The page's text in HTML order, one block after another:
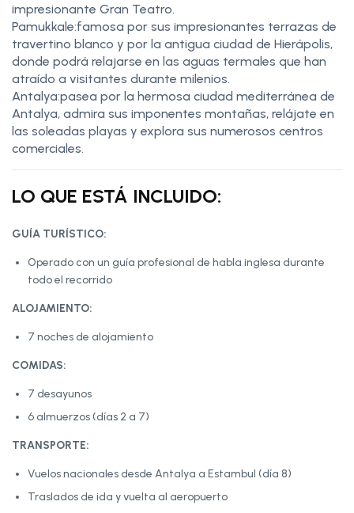
impresionante Gran Teatro.
Pamukkale:famosa por sus impresionantes terrazas de
travertino blanco y por la antigua ciudad de Hierápolis,
donde podrá relajarse en las aguas termales que han
atraído a visitantes durante milenios.
Antalya:pasea por la hermosa ciudad mediterránea de
Antalya, admira sus imponentes montañas, relájate en
las soleadas playas y explora sus numerosos centros
comerciales.
LO QUE ESTÁ INCLUIDO:
GUÍA TURÍSTICO:
Operado con un guía profesional de habla inglesa durante
todo el recorrido
ALOJAMIENTO:
7 noches de alojamiento
COMIDAS:
7 desayunos
6 almuerzos (días 2 a 7)
TRANSPORTE:
Vuelos nacionales desde Antalya a Estambul (día 8)
Traslados de ida y vuelta al aeropuerto